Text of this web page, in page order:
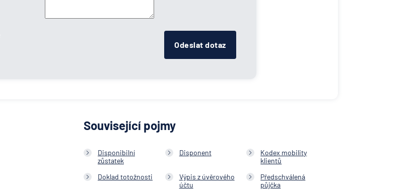
Odeslat dotaz
Související pojmy
Disponibilní
zůstatek
Disponent
Kodex mobility
klientů
Doklad totožnosti
Výpis z úvěrového
účtu
Předschválená
půjčka